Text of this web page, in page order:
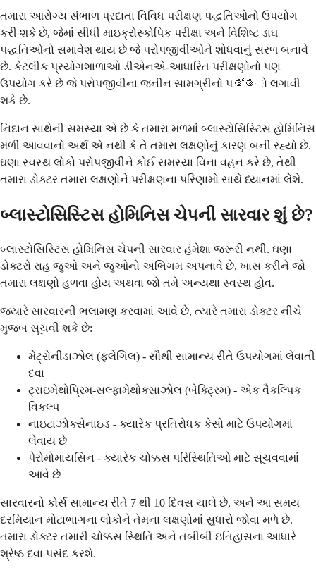
તમારા આરોગ્ય સંભાળ પ્રદાતા વિવિધ પરીક્ષણ પદ્ધતિઓનો ઉપયોગ
કરી શકે છે, જેમાં સીધી માઇક્રોસ્કોપિક પરીક્ષા અને વિશિષ્ટ ડાઘ
પદ્ધતિઓનો સમાવેશ થાય છે જે પરોપજીવીઓને શોધવાનું સરળ બનાવે
છે. કેટલીક પ્રયોગશાળાઓ ડીએનએ-આધારિત પરીક્ષણોનો પણ
ઉપયોગ કરે છે જે પરોપજીવીના જનીન સામગ્રીનો પತ್ತો લગાવી
શકે છે.
નિદાન સાથેની સમસ્યા એ છે કે તમારા મળમાં બ્લાસ્ટોસિસ્ટિસ હોમિનિસ
મળી આવવાનો અર્થ એ નથી કે તે તમારા લક્ષણોનું કારણ બની રહ્યો છે.
ઘણા સ્વસ્થ લોકો પરોપજીવીને કોઈ સમસ્યા વિના વહન કરે છે, તેથી
તમારા ડોક્ટર તમારા લક્ષણોને પરીક્ષણના પરિણામો સાથે ધ્યાનમાં લેશે.
બ્લાસ્ટોસિસ્ટિસ હોમિનિસ ચેપની સારવાર શું છે?
બ્લાસ્ટોસિસ્ટિસ હોમિનિસ ચેપની સારવાર હંમેશા જરૂરી નથી. ઘણા
ડોક્ટરો રાહ જુઓ અને જુઓનો અભિગમ અપનાવે છે, ખાસ કરીને જો
તમારા લક્ષણો હળવા હોય અથવા જો તમે અન્યથા સ્વસ્થ હોવ.
જ્યારે સારવારની ભલામણ કરવામાં આવે છે, ત્યારે તમારા ડોક્ટર નીચે
મુજબ સૂચવી શકે છે:
મેટ્રોનીડાઝોલ (ફ્લેગિલ) - સૌથી સામાન્ય રીતે ઉપયોગમાં લેવાતી
દવા
ટ્રાઇમેથોપ્રિમ-સલ્ફામેથોક્સાઝોલ (બેક્ટ્રિમ) - એક વૈકલ્પિક
વિકલ્પ
નાઇટાઝોક્સેનાઇડ - ક્યારેક પ્રતિરોધક કેસો માટે ઉપયોગમાં
લેવાય છે
પેરોમોમાયસિન - ક્યારેક ચોક્કસ પરિસ્થિતિઓ માટે સૂચવવામાં
આવે છે
સારવારનો કોર્સ સામાન્ય રીતે 7 થી 10 દિવસ ચાલે છે, અને આ સમય
દરમિયાન મોટાભાગના લોકોને તેમના લક્ષણોમાં સુધારો જોવા મળે છે.
તમારા ડોક્ટર તમારી ચોક્કસ સ્થિતિ અને તબીબી ઇતિહાસના આધારે
શ્રેષ્ઠ દવા પસંદ કરશે.